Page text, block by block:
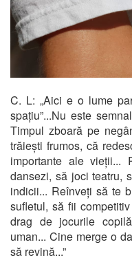
C. L: „Aici e o lume
spațiu”...Nu este
Timpul zboară pe
trăiești frumos, că
importante ale
dansezi, să joci teatru,
indicii... Reînveți să te
sufletul, să fii
drag de jocurile
uman... Cine merge o
să revină...”